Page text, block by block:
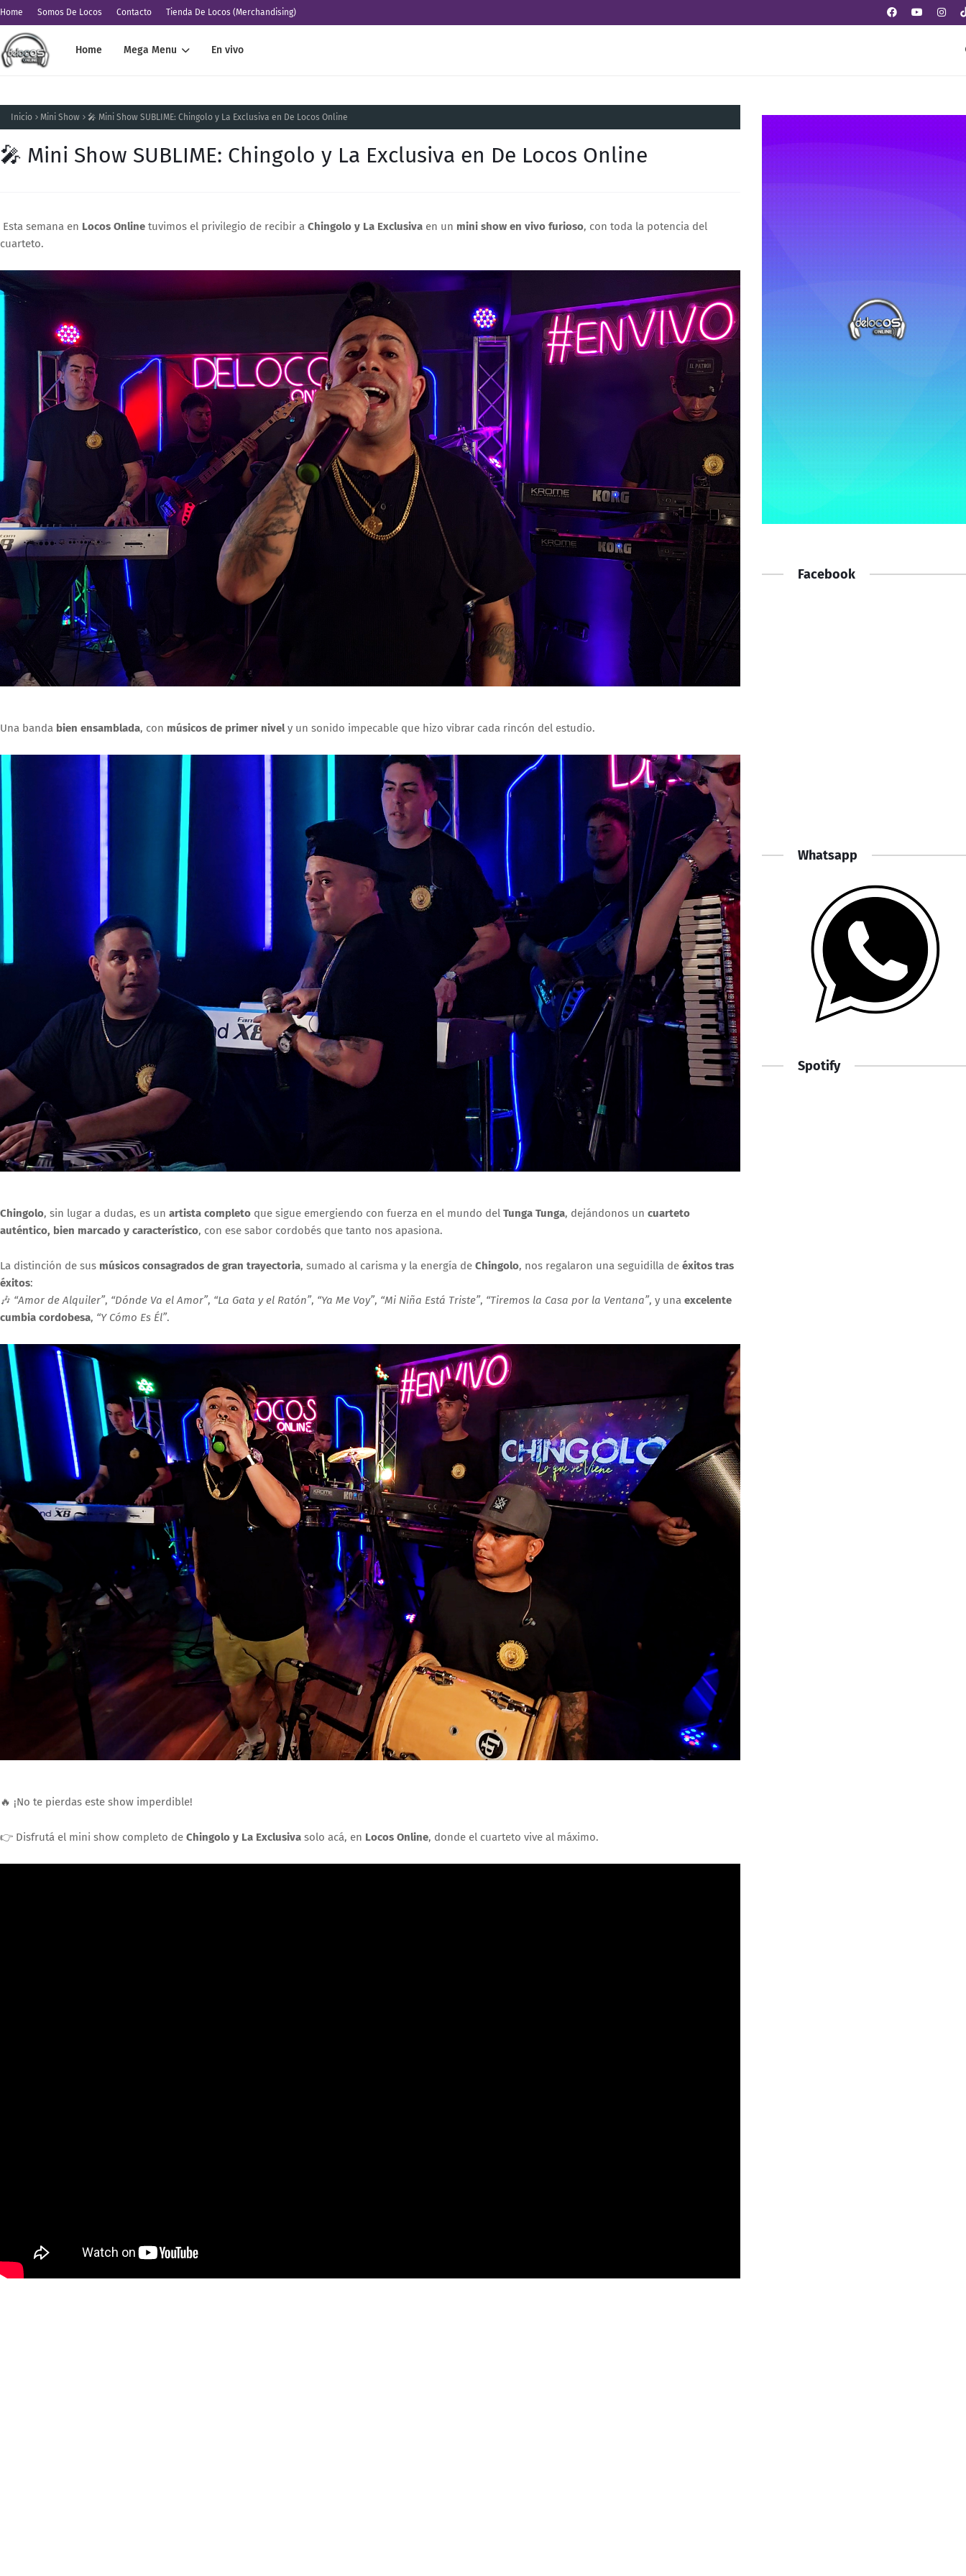
Home Somos De Locos Contacto Tienda De Locos (Merchandising)
Home Mega Menu En vivo
Inicio Mini Show 🎤 Mini Show SUBLIME: Chingolo y La Exclusiva en De Locos Online
🎤 Mini Show SUBLIME: Chingolo y La Exclusiva en De Locos Online
Esta semana en Locos Online tuvimos el privilegio de recibir a Chingolo y La Exclusiva en un mini show en vivo furioso, con toda la potencia del
cuarteto.
Una banda bien ensamblada, con músicos de primer nively un sonido impecable que hizo vibrar cada rincón del estudio.
Chingolo, sin lugar a dudas, es un artista completo que sigue emergiendo con fuerza en el mundo del Tunga Tunga, dejándonos un cuarteto
auténtico, bien marcado y característico, con ese sabor cordobés que tanto nos apasiona.
La distinción de sus músicos consagrados de gran trayectoria, sumado al carisma y la energía de Chingolo, nos regalaron una seguidilla de éxitos tras
éxitos:
🎶 “Amor de Alquiler”, “Dónde Va el Amor”, “La Gata y el Ratón”, “Ya Me Voy”, “Mi Niña Está Triste”, “Tiremos la Casa por la Ventana”, y una excelente
cumbia cordobesa, “Y Cómo Es Él”.
🔥 ¡No te pierdas este show imperdible!
👉 Disfrutá el mini show completo de Chingolo y La Exclusiva solo acá, en Locos Online, donde el cuarteto vive al máximo.
Facebook
Whatsapp
Spotify